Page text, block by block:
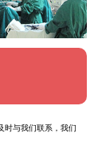
时与我们联系，我们